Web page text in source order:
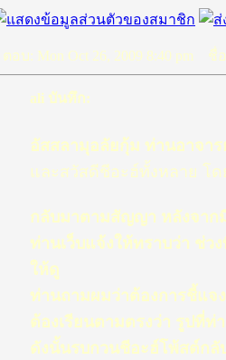
ตอบ: Mon Oct 26, 2009 8:40 pm ชื่
ali บันทึก:
อัสสลามุอลัยกุ้ม ท่านอาจา
และสวัสดีชีอะฮ์ทั้งหลาย โด
กลับมาตามสัญญา หลังจาก
ท่านเว็บแจ้งให้ทราบว่า ช่
ให้ดู
ท่านถามผมว่าต้องการชี้แจ
ต้องเรียนตามตรงว่า รูปที่ท่
ดังนั้นรบกวนชีอะฮ์โพ้สต์กลั